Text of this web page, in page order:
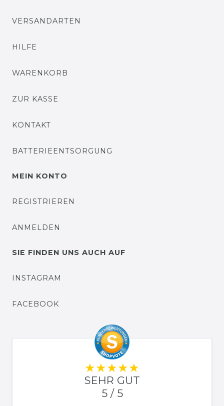
VERSANDARTEN
HILFE
WARENKORB
ZUR KASSE
KONTAKT
BATTERIEENTSORGUNG
MEIN KONTO
REGISTRIEREN
ANMELDEN
SIE FINDEN UNS AUCH AUF
INSTAGRAM
FACEBOOK
SEHR GUT
5 / 5